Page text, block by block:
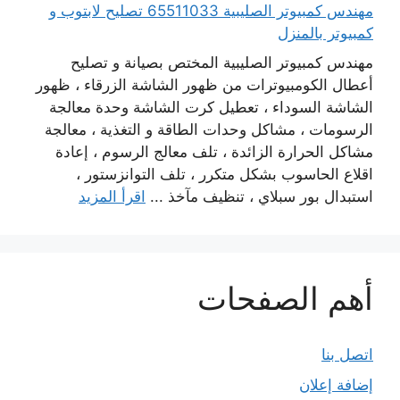
مهندس كمبيوتر الصليبية 65511033 تصليح لابتوب و
كمبيوتر بالمنزل
مهندس كمبيوتر الصليبية المختص بصيانة و تصليح
أعطال الكومبيوترات من ظهور الشاشة الزرقاء ، ظهور
الشاشة السوداء ، تعطيل كرت الشاشة وحدة معالجة
الرسومات ، مشاكل وحدات الطاقة و التغذية ، معالجة
مشاكل الحرارة الزائدة ، تلف معالج الرسوم ، إعادة
اقلاع الحاسوب بشكل متكرر ، تلف التوانزستور ،
استبدال بور سبلاي ، تنظيف مآخذ ... اقرأ المزيد
أهم الصفحات
اتصل بنا
إضافة إعلان